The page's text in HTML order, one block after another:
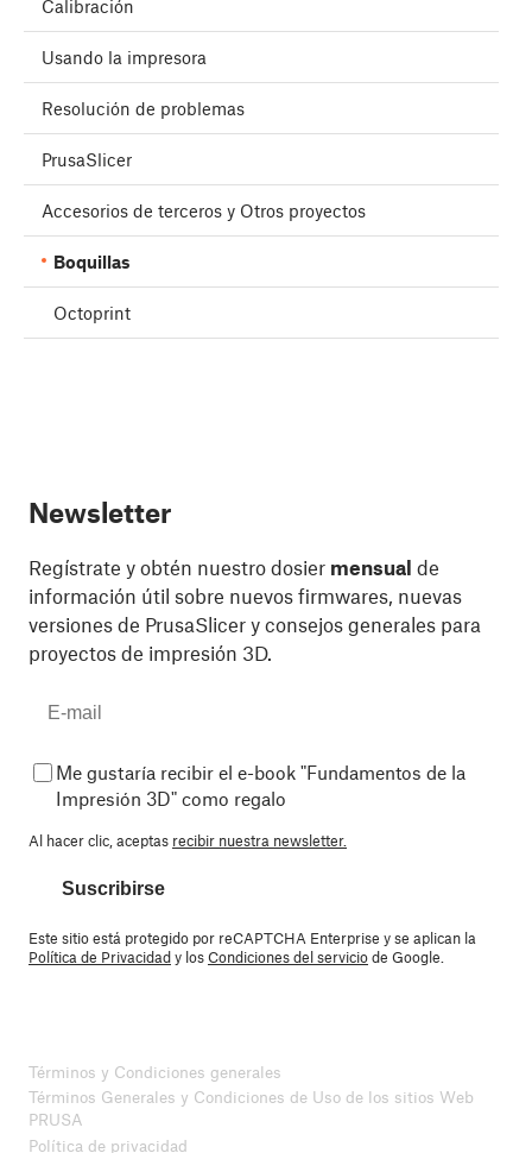
Calibración
Usando la impresora
Resolución de problemas
PrusaSlicer
Accesorios de terceros y Otros proyectos
Boquillas
Octoprint
Newsletter
Regístrate y obtén nuestro dosier mensual de
información útil sobre nuevos firmwares, nuevas
versiones de PrusaSlicer y consejos generales para
proyectos de impresión 3D.
Me gustaría recibir el e-book "Fundamentos de la
Impresión 3D" como regalo
Al hacer clic, aceptas recibir nuestra newsletter.
Suscribirse
Este sitio está protegido por reCAPTCHA Enterprise y se aplican la
Política de Privacidady losCondiciones del serviciode Google.
Términos y Condiciones generales
Términos Generales y Condiciones de Uso de los sitios Web
PRUSA
Política de privacidad